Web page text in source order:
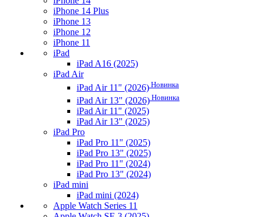
iPhone 14 Plus
iPhone 13
iPhone 12
iPhone 11
iPad
iPad A16 (2025)
iPad Air
iPad Air 11" (2026) Новинка
iPad Air 13" (2026) Новинка
iPad Air 11" (2025)
iPad Air 13" (2025)
iPad Pro
iPad Pro 11" (2025)
iPad Pro 13" (2025)
iPad Pro 11" (2024)
iPad Pro 13" (2024)
iPad mini
iPad mini (2024)
Apple Watch Series 11